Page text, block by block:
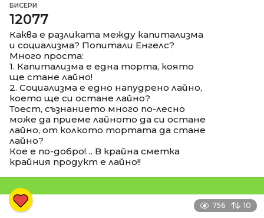
БИСЕРИ
12077
Каква е разликата между капитализма
и социализма? Попитали Енгелс?
Много проста:
1. Капитализма е една торта, която
ще стане лайно!
2. Социализма е едно напудрено лайно,
което ще си остане лайно?
Тоест, съзнанието много по-лесно
може да приеме лайното да си остане
лайно, от колкото тортата да стане
лайно?
Кое е по-добро!… В крайна сметка
крайния продукт е лайно!!
756 10